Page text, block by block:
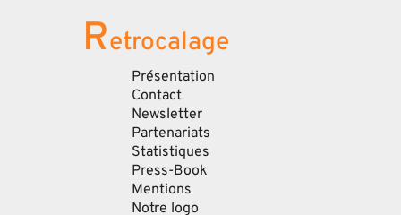
Retrocalage
Présentation
Contact
Newsletter
Partenariats
Statistiques
Press-Book
Mentions
Notre logo